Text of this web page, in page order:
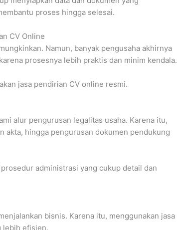
proses hingga selesai.
CV Online
Namun, banyak pengusaha akhirnya
prosesnya lebih praktis dan minim kendala.
jasa pendirian CV online resmi.
alur pengurusan legalitas usaha. Karena itu,
akta, hingga pengurusan dokumen pendukung
administrasi yang cukup detail dan
bisnis. Karena itu, menggunakan jasa
lebih efisien.